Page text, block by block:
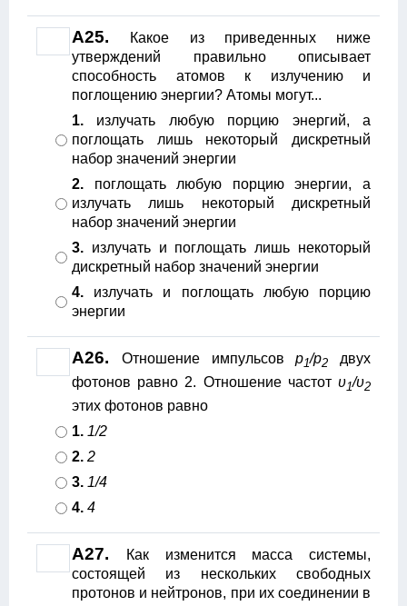
A25.
Какое из приведенных ниже
утверждений правильно описывает
способность атомов к излучению и
поглощению энергии? Атомы могут...
1. излучать любую порцию энергий, а
поглощать лишь некоторый дискретный
набор значений энергии
2. поглощать любую порцию энергии, а
излучать лишь некоторый дискретный
набор значений энергии
3. излучать и поглощать лишь некоторый
дискретный набор значений энергии
4. излучать и поглощать любую порцию
энергии
A26. Отношение импульсовp1/p2 двух
фотонов равно 2. Отношение частот υ1/υ2
этих фотонов равно
1. 1/2
2. 2
3. 1/4
4. 4
A27.
Как изменится масса системы,
состоящей из нескольких свободных
протонов и нейтронов, при их соединении в